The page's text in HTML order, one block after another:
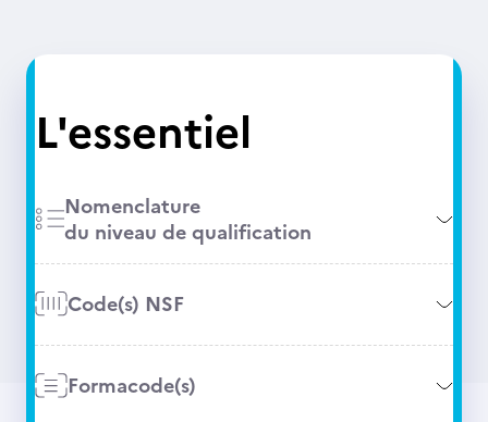
L'essentiel
Nomenclature
du niveau de qualification
Code(s) NSF
Formacode(s)